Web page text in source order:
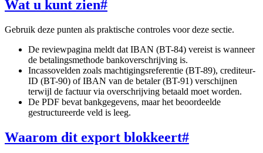
Wat u kunt zien#
Gebruik deze punten als praktische controles voor deze sectie.
De reviewpagina meldt dat IBAN (BT-84) vereist is wanneer
de betalingsmethode bankoverschrijving is.
Incassovelden zoals machtigingsreferentie (BT-89), crediteur-
ID (BT-90) of IBAN van de betaler (BT-91) verschijnen
terwijl de factuur via overschrijving betaald moet worden.
De PDF bevat bankgegevens, maar het beoordeelde
gestructureerde veld is leeg.
Waarom dit export blokkeert#